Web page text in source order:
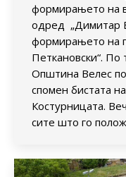
формирањето на
одред „Димитар
формирањето на
Петкановски“. По
Општина Велес
спомен бистата
Костурницата.
сите што го